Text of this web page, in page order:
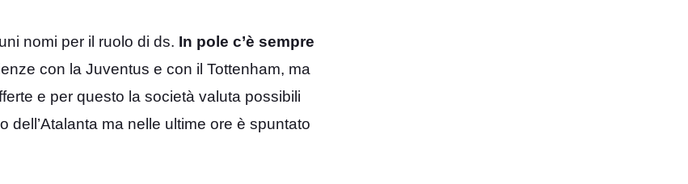
nomi per il ruolo di ds. In pole c’è sempre
con la Juventus e con il Tottenham, ma
e per questo la società valuta possibili
dell’Atalanta ma nelle ultime ore è spuntato